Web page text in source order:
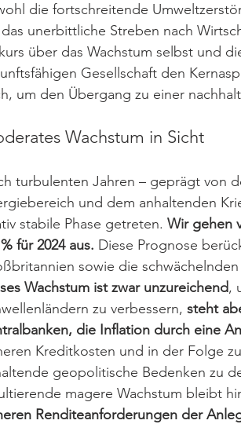
die fortschreitende
unerbittliche Streben nach
über das Wachstum selbst und
Gesellschaft den
um den Übergang zu einer
Wachstum in Sicht
turbulenten Jahren – geprägt von
und dem anhaltenden
stabile Phase getreten. Wir gehen
für 2024 aus. Diese Prognose
sowie die
Wachstum ist zwar unzureichend,
zu verbessern, steht
die Inflation durch eine
Kreditkosten und in der Folge
geopolitische Bedenken zu
magere Wachstum bleibt
Renditeanforderungen der